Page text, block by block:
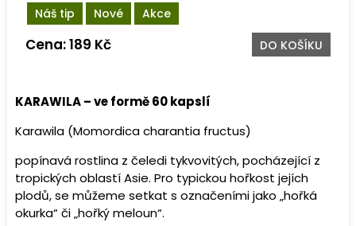
Náš tip Nové Akce
Cena: 189 Kč DO KOŠÍKU
KARAWILA – ve formě 60 kapslí
Karawila (Momordica charantia fructus)
popínavá rostlina z čeledi tykvovitých, pocházející z
tropických oblastí Asie. Pro typickou hořkost jejích
plodů, se můžeme setkat s označeními jako „hořká
okurka“ či „hořký meloun“.